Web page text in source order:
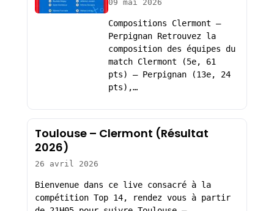
09 mai 2026
Compositions Clermont –
Perpignan Retrouvez la
composition des équipes du
match Clermont (5e, 61
pts) – Perpignan (13e, 24
pts),…
Toulouse – Clermont (Résultat
2026)
26 avril 2026
Bienvenue dans ce live consacré à la
compétition Top 14, rendez vous à partir